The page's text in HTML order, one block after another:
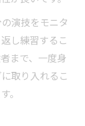
演技をモニタ
し練習するこ
まで、一度身
取り入れるこ
。